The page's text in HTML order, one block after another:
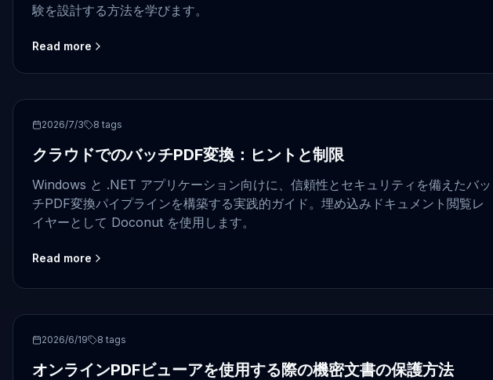
験を設計する方法を学びます。
Read more
PDF2026/7/3 8 tags
クラウドでのバッチPDF変換：ヒントと制限
Windows と .NET アプリケーション向けに、信頼性とセキュリティを備えたバッ
チPDF変換パイプラインを構築する実践的ガイド。埋め込みドキュメント閲覧レ
イヤーとして Doconut を使用します。
Read more
PDF2026/6/19 8 tags
オンラインPDFビューアを使用する際の機密文書の保護方法